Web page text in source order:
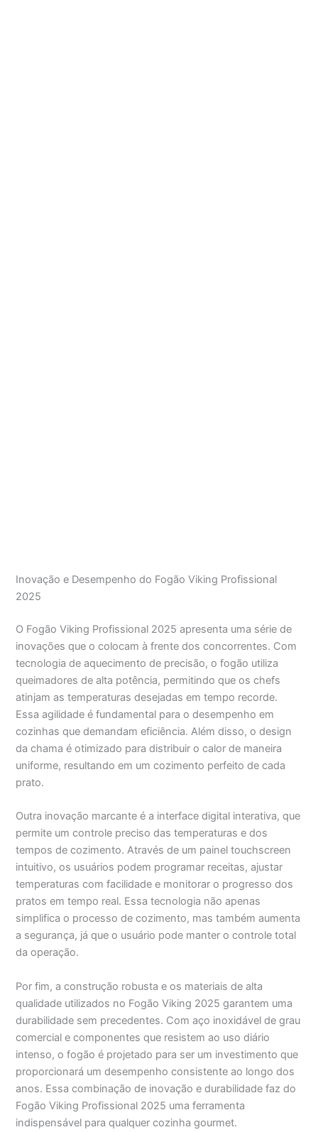
Inovação e Desempenho do Fogão Viking Profissional
2025
O Fogão Viking Profissional 2025 apresenta uma série de
inovações que o colocam à frente dos concorrentes. Com
tecnologia de aquecimento de precisão, o fogão utiliza
queimadores de alta potência, permitindo que os chefs
atinjam as temperaturas desejadas em tempo recorde.
Essa agilidade é fundamental para o desempenho em
cozinhas que demandam eficiência. Além disso, o design
da chama é otimizado para distribuir o calor de maneira
uniforme, resultando em um cozimento perfeito de cada
prato.
Outra inovação marcante é a interface digital interativa, que
permite um controle preciso das temperaturas e dos
tempos de cozimento. Através de um painel touchscreen
intuitivo, os usuários podem programar receitas, ajustar
temperaturas com facilidade e monitorar o progresso dos
pratos em tempo real. Essa tecnologia não apenas
simplifica o processo de cozimento, mas também aumenta
a segurança, já que o usuário pode manter o controle total
da operação.
Por fim, a construção robusta e os materiais de alta
qualidade utilizados no Fogão Viking 2025 garantem uma
durabilidade sem precedentes. Com aço inoxidável de grau
comercial e componentes que resistem ao uso diário
intenso, o fogão é projetado para ser um investimento que
proporcionará um desempenho consistente ao longo dos
anos. Essa combinação de inovação e durabilidade faz do
Fogão Viking Profissional 2025 uma ferramenta
indispensável para qualquer cozinha gourmet.